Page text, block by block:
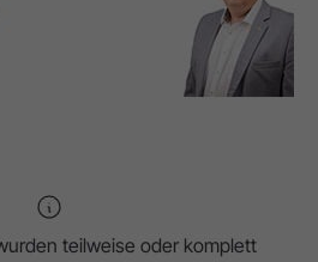
teilweise oder komplett